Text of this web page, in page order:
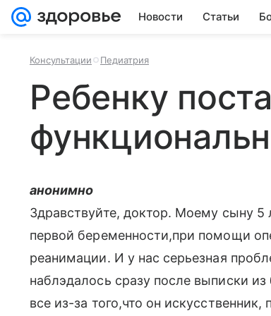
Новости Статьи
Консультации Педиатрия
Ребенку
анонимно
Здравствуйте, доктор. Моему сыну
первой беременности,при помощи
реанимации. И у нас серьезная
наблэдалось сразу после выписки
все из-за того,что он